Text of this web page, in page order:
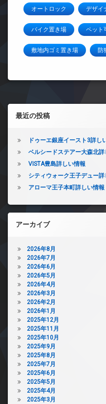
オートロック デザイ
バイク置き場 ペット
敷地内ゴミ置き場 防
左サイドバー
最近の投稿
ドゥーエ銀座イースト3詳し
ベルシードステアー大森北詳
VISTA豊島詳しい情報
シティウォーク王子デュー詳
アローマ王子本町詳しい情報
アーカイブ
2026年8月
2026年7月
2026年6月
2026年5月
2026年4月
2026年3月
2026年2月
2026年1月
2025年12月
2025年11月
2025年10月
2025年9月
2025年8月
2025年7月
2025年6月
2025年5月
2025年4月
2025年3月